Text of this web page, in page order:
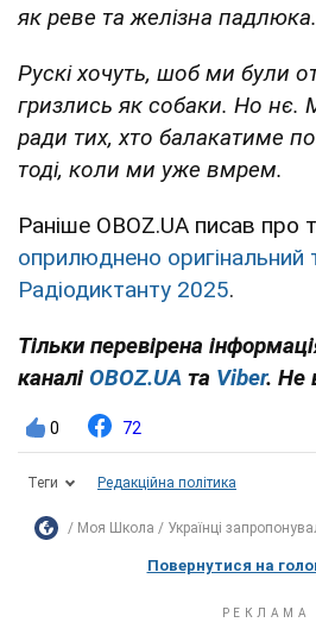
як реве та желізна падлюка.
Рускі хочуть, шоб ми були
гризлись як собаки. Но нє.
ради тих, хто балакатиме
тоді, коли ми уже вмрем.
Раніше OBOZ.UA писав про
оприлюднено оригінальний
Радіодиктанту 2025.
Тільки перевірена
каналі OBOZ.UA та Viber. Не
0 72
Теги Редакційна політика
Моя Школа Українці
Повернутися на